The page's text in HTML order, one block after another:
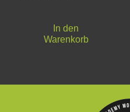
In den
Warenkorb